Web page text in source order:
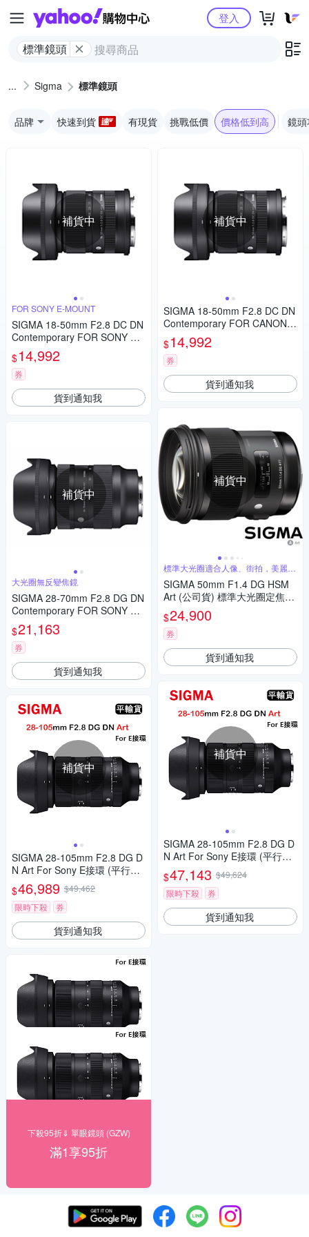
Yahoo購物中心
標準鏡頭
登入
Sigma 標準鏡頭
品牌 快速到貨 有現貨 挑戰低價 價格低到高 鏡
補貨中
FOR SONY E-MOUNT
SIGMA 18-50mm F2.8 DC DN
Contemporary FOR SONY 公
司貨
$14,992
券
貨到通知我
補貨中
大光圈無反變焦鏡
SIGMA 28-70mm F2.8 DG DN
Contemporary FOR SONY 公
司貨
$21,163
券
貨到通知我
補貨中
SIGMA 28-105mm F2.8 DG D
N Art For Sony E接環 (平行輸
入)
$46,989 $49,462
限時下殺
券
貨到通知我
下殺95折⇓ 單眼鏡頭 (GZW)
滿1享95折
補貨中
SIGMA 18-50mm F2.8 DC DN
Contemporary FOR CANON
公司貨
$14,992
券
貨到通知我
補貨中
標準大光圈適合人像、街拍，美麗淺
景深
SIGMA 50mm F1.4 DG HSM
Art (公司貨) 標準大光圈定焦鏡
人像鏡
$24,900
券
貨到通知我
補貨中
SIGMA 28-105mm F2.8 DG D
N Art For Sony E接環 (平行輸
入) 送UV保護鏡+吹球清潔組
$47,143 $49,624
限時下殺
券
貨到通知我